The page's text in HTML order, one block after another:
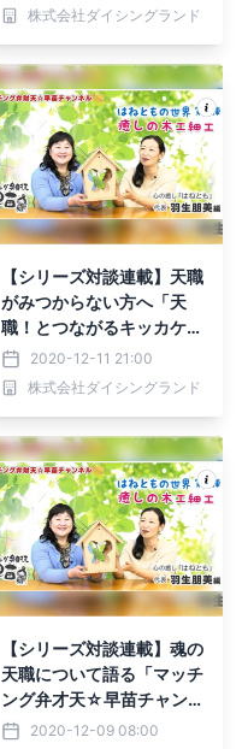
財天☆早苗チャンネル
株式会社ダイシングランド
【シリーズ対談連載】天職
がみつからない方へ「天
職！とつながるキッカケ創
り」～マッチング弁財天
☆早苗チャンネル
2020-12-11 21:00
株式会社ダイシングランド
【シリーズ対談連載】魂の
天職について語る「マッチ
ング弁才天☆早苗チャン
ネル」2020-12-09 08:00